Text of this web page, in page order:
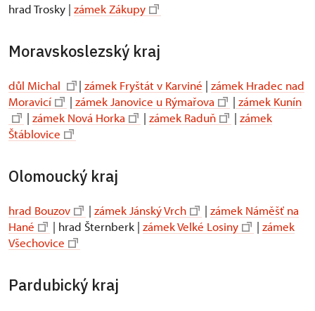
hrad Trosky | zámek Zákupy
Moravskoslezský kraj
důl Michal | zámek Fryštát v Karviné | zámek Hradec nad
Moravicí
| zámek Janovice u Rýmařova | zámek Kunín
| zámek Nová Horka | zámek Raduň | zámek
Štáblovice
Olomoucký kraj
hrad Bouzov | zámek Jánský Vrch | zámek Náměšť na
Hané
| hrad Šternberk | zámek Velké Losiny | zámek
Všechovice
Pardubický kraj